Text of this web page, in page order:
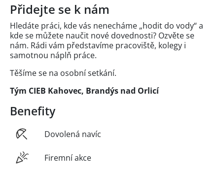
Přidejte se k nám
Hledáte práci, kde vás nenecháme „hodit do vody“ a
kde se můžete naučit nové dovednosti? Ozvěte se
nám. Rádi vám představíme pracoviště, kolegy i
samotnou náplň práce.
Těšíme se na osobní setkání.
Tým CIEB Kahovec, Brandýs nad Orlicí
Benefity
Dovolená navíc
Firemní akce